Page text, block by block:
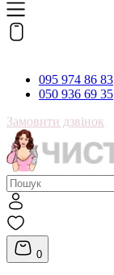
095 974 86 83
050 936 69 35
Замовити дзвінок
0